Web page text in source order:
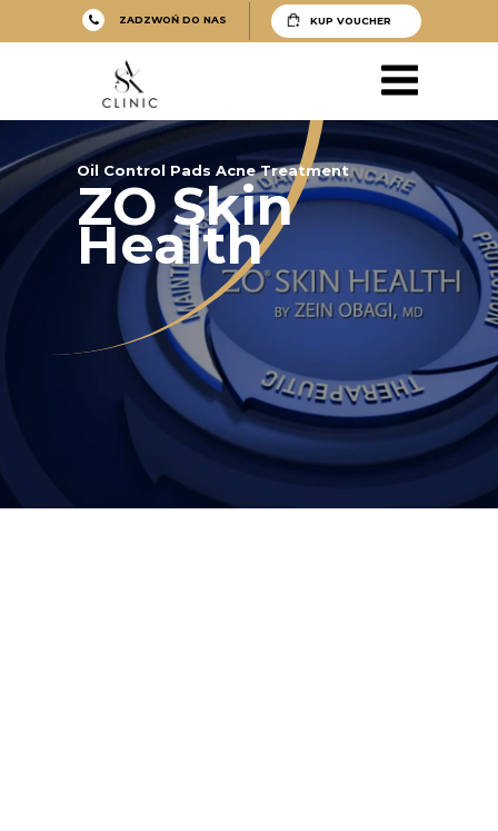
KUP VOUCHER
ZADZWOŃ DO NAS
Oil Control Pads Acne Treatment
ZO Skin
Health